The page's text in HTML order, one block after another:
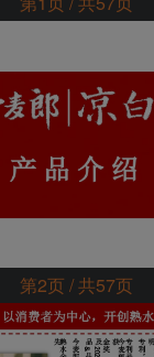
第2页 / 共57页